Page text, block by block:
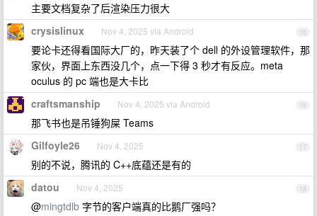
主要文档复杂了后渲染压力很大
15
crysislinux Nov 4, 2025 via Android
要论卡还得看国际大厂的，昨天装了个 dell 的外设管理软件，那
家伙，界面上东西没几个，点一下得 3 秒才有反应。meta
oculus 的 pc 端也是大卡比
16
craftsmanship Nov 4, 2025 via Android
那飞书也是吊锤狗屎 Teams
17
Gilfoyle26 Nov 4, 2025
别的不说，腾讯的 C++底蕴还是有的
18
datou Nov 4, 2025
@mingtdlb 字节的客户端真的比鹅厂强吗？